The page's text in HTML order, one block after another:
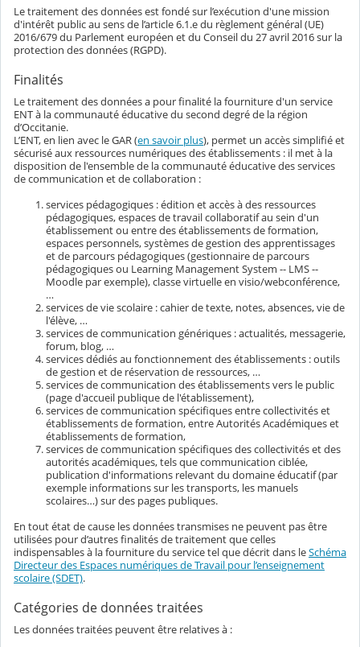
Le traitement des données est fondé sur l’exécution d'une mission
d'intérêt public au sens de l’article 6.1.e du règlement général (UE)
2016/679 du Parlement européen et du Conseil du 27 avril 2016 sur la
protection des données (RGPD).
Finalités
Le traitement des données a pour finalité la fourniture d'un service
ENT à la communauté éducative du second degré de la région
d’Occitanie.
L’ENT, en lien avec le GAR (en savoir plus), permet un accès simplifié et
sécurisé aux ressources numériques des établissements : il met à la
disposition de l'ensemble de la communauté éducative des services
de communication et de collaboration :
services pédagogiques : édition et accès à des ressources
pédagogiques, espaces de travail collaboratif au sein d'un
établissement ou entre des établissements de formation,
espaces personnels, systèmes de gestion des apprentissages
et de parcours pédagogiques (gestionnaire de parcours
pédagogiques ou Learning Management System -- LMS --
Moodle par exemple), classe virtuelle en visio/webconférence,
…
services de vie scolaire : cahier de texte, notes, absences, vie de
l'élève, …
services de communication génériques : actualités, messagerie,
forum, blog, …
services dédiés au fonctionnement des établissements : outils
de gestion et de réservation de ressources, …
services de communication des établissements vers le public
(page d'accueil publique de l'établissement),
services de communication spécifiques entre collectivités et
établissements de formation, entre Autorités Académiques et
établissements de formation,
services de communication spécifiques des collectivités et des
autorités académiques, tels que communication ciblée,
publication d'informations relevant du domaine éducatif (par
exemple informations sur les transports, les manuels
scolaires…) sur des pages publiques.
En tout état de cause les données transmises ne peuvent pas être
utilisées pour d’autres finalités de traitement que celles
indispensables à la fourniture du service tel que décrit dans leSchéma
Directeur des Espaces numériques de Travail pour l’enseignement
scolaire (SDET).
Catégories de données traitées
Les données traitées peuvent être relatives à :